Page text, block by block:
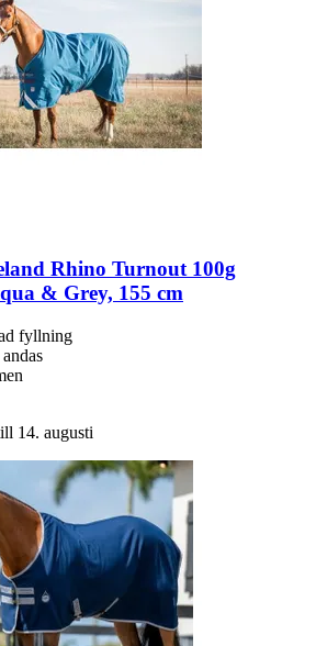
Rhino Turnout 100g
& Grey, 155 cm
fyllning
14. augusti